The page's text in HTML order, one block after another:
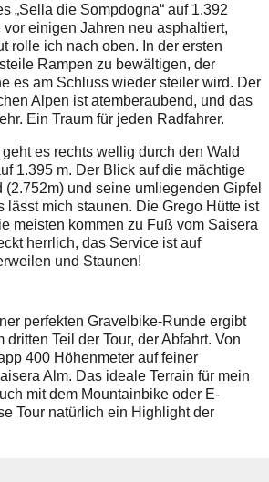
„Sella die Sompdogna“ auf 1.392
einigen Jahren neu asphaltiert,
rolle ich nach oben. In der ersten
Rampen zu bewältigen, der
es am Schluss wieder steiler wird. Der
Alpen ist atemberaubend, und das
Ein Traum für jeden Radfahrer.
es rechts wellig durch den Wald
1.395 m. Der Blick auf die mächtige
(2.752m) und seine umliegenden Gipfel
lässt mich staunen. Die Grego Hütte ist
meisten kommen zu Fuß vom Saisera
herrlich, das Service ist auf
und Staunen!
perfekten Gravelbike-Runde ergibt
Teil der Tour, der Abfahrt. Von
400 Höhenmeter auf feiner
Alm. Das ideale Terrain für mein
mit dem Mountainbike oder E-
Tour natürlich ein Highlight der